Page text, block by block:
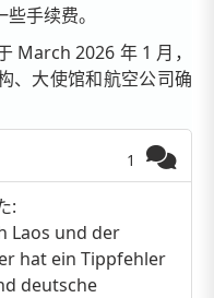
手续费。
March 2026 年 1 月，
、大使馆和航空公司确
1
:
Laos und der
hat ein Tippfehler
deutsche